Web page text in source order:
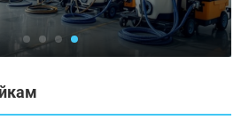
с концентрацией